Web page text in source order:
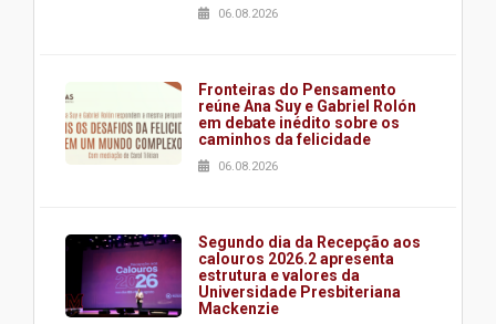
06.08.2026
Fronteiras do Pensamento
reúne Ana Suy e Gabriel Rolón
em debate inédito sobre os
caminhos da felicidade
06.08.2026
Segundo dia da Recepção aos
calouros 2026.2 apresenta
estrutura e valores da
Universidade Presbiteriana
Mackenzie